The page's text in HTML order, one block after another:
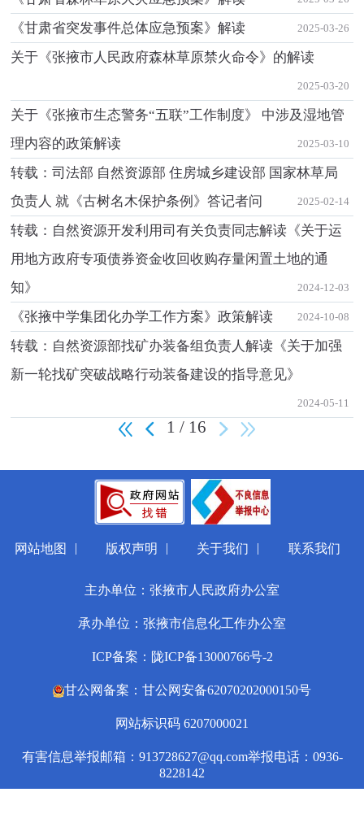
《甘肃省突发事件总体应急预案》解读 2025-03-26
关于《张掖市人民政府森林草原禁火命令》的解读
2025-03-20
关于《张掖市生态警务“五联”工作制度》 中涉及湿地管
理内容的政策解读
2025-03-10
转载：司法部 自然资源部 住房城乡建设部 国家林草局
负责人 就《古树名木保护条例》答记者问
2025-02-14
转载：自然资源开发利用司有关负责同志解读《关于运
用地方政府专项债券资金收回收购存量闲置土地的通
知》
2024-12-03
《张掖中学集团化办学工作方案》政策解读 2024-10-08
转载：自然资源部找矿办装备组负责人解读《关于加强
新一轮找矿突破战略行动装备建设的指导意见》
2024-05-11
1 / 16
网站地图 | 版权声明 | 关于我们 | 联系我们
主办单位：张掖市人民政府办公室
承办单位：张掖市信息化工作办公室
ICP备案：陇ICP备13000766号-2
甘公网备案：甘公网安备62070202000150号
网站标识码 6207000021
有害信息举报邮箱：913728627@qq.com举报电话：0936-
8228142